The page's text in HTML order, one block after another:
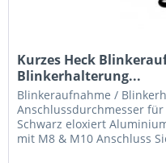
Kurzes Heck
Blinkerhalterung...
Blinkeraufnahme /
Anschlussdurchmesser
Schwarz eloxiert
mit M8 & M10 Anschluss